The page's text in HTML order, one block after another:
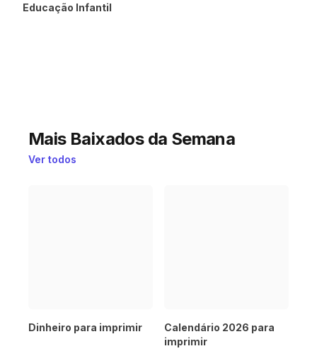
Educação Infantil
Mais Baixados da Semana
Ver todos
Dinheiro para imprimir
Calendário 2026 para
imprimir